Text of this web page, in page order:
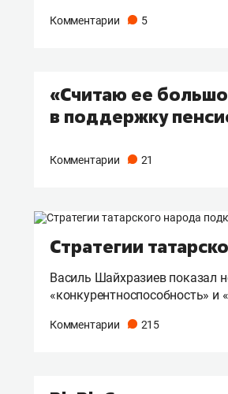
Комментарии 5
«Считаю ее
в поддержку
Комментарии 21
Стратегии
Василь Шайхразиев показал
«конкурентноспособность» и
Комментарии 215